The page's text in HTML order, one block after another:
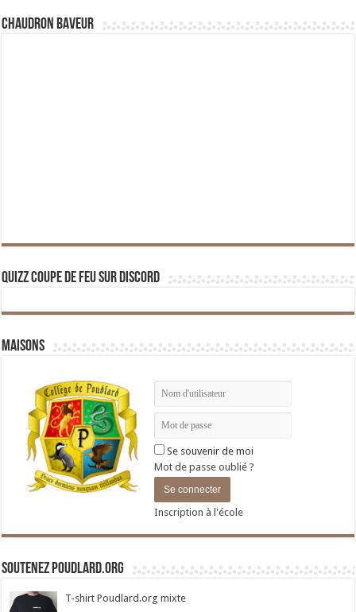
Chaudron Baveur
Quizz Coupe de Feu sur Discord
Maisons
Se souvenir de moi
Mot de passe oublié ?
Inscription à l'école
Soutenez Poudlard.org
T-shirt Poudlard.org mixte